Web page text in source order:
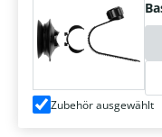
Zubehör ausgewählt